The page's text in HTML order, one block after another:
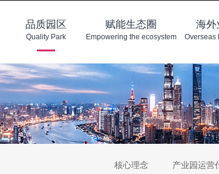
品质园区
Quality Park
赋能生态圈
Empowering the ecosystem
海外
Overseas
核心理念 产业园运营